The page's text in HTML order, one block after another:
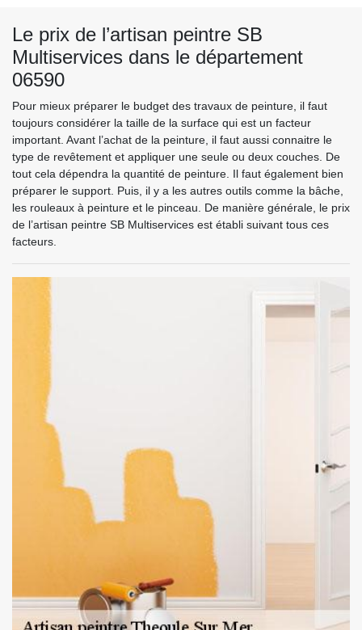
Le prix de l’artisan peintre SB
Multiservices dans le département
06590
Pour mieux préparer le budget des travaux de peinture, il faut
toujours considérer la taille de la surface qui est un facteur
important. Avant l’achat de la peinture, il faut aussi connaitre le
type de revêtement et appliquer une seule ou deux couches. De
tout cela dépendra la quantité de peinture. Il faut également bien
préparer le support. Puis, il y a les autres outils comme la bâche,
les rouleaux à peinture et le pinceau. De manière générale, le prix
de l’artisan peintre SB Multiservices est établi suivant tous ces
facteurs.